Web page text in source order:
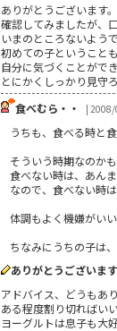
ありがとうございます。
確認してみましたが、
いまのところないようで
初めての子ということ
自分に気づくことがで
とにかくしっかり見守
食べむら・・
|
うちも、食べる時と
そういう時期なのか
食べない時は、あん
なので、食べない時
体調もよく機嫌がい
ちなみにうちの子は
ありがとうございます
アドバイス、どうもあ
ある程度割り切ればい
ヨーグルトは息子も大